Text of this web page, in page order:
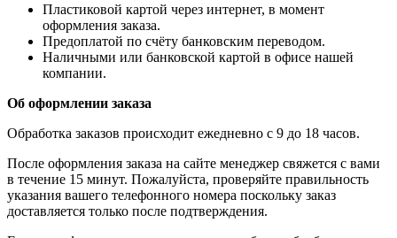
​Пластиковой картой через интернет, в момент
оформления заказа.
​Предоплатой по счёту банковским переводом.
​Наличными или банковской картой в офисе нашей
компании.
Об оформлении заказа
Обработка заказов происходит ежедневно с 9 до 18 часов.
После оформления заказа на сайте менеджер свяжется с вами
в течение 15 минут. Пожалуйста, проверяйте правильность
указания вашего телефонного номера поскольку заказ
доставляется только после подтверждения.